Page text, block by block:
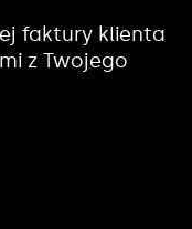
faktury klienta
z Twojego